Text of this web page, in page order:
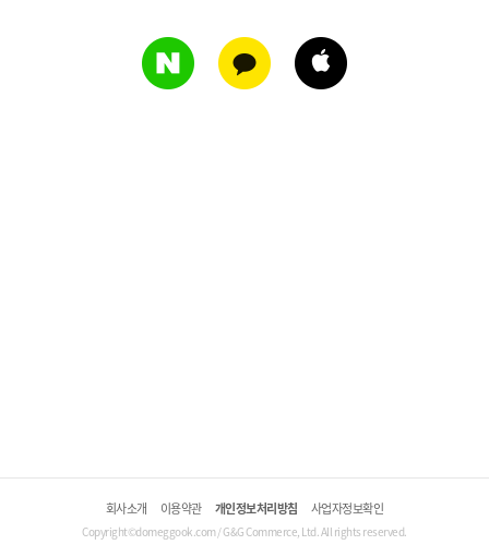
회사소개 이용약관 개인정보처리방침 사업자정보확인
Copyright©domeggook.com / G&G Commerce, Ltd. All rights reserved.